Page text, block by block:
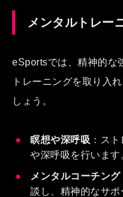
メンタルトレー
eSportsでは、精神的な
トレーニングを取り入
しょう。
瞑想や深呼吸 ：ス
や深呼吸を行います
メンタルコーチング
談し、精神的なサポ